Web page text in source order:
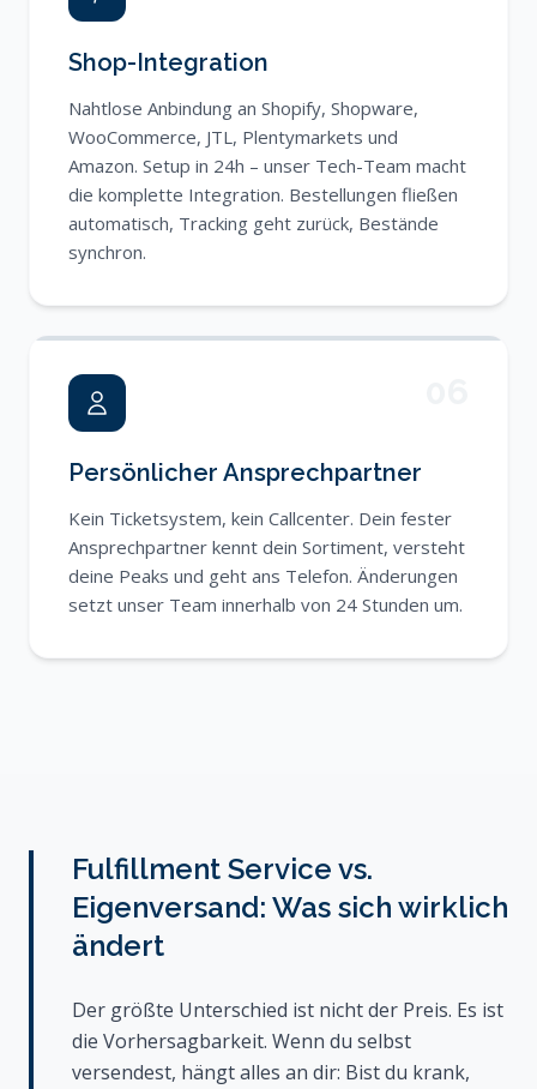
Shop-Integration
Nahtlose Anbindung an Shopify, Shopware,
WooCommerce, JTL, Plentymarkets und
Amazon. Setup in 24h – unser Tech-Team macht
die komplette Integration. Bestellungen fließen
automatisch, Tracking geht zurück, Bestände
synchron.
Persönlicher Ansprechpartner
Kein Ticketsystem, kein Callcenter. Dein fester
Ansprechpartner kennt dein Sortiment, versteht
deine Peaks und geht ans Telefon. Änderungen
setzt unser Team innerhalb von 24 Stunden um.
Fulfillment Service vs.
Eigenversand: Was sich wirklich
ändert
Der größte Unterschied ist nicht der Preis. Es ist
die Vorhersagbarkeit. Wenn du selbst
versendest, hängt alles an dir: Bist du krank,